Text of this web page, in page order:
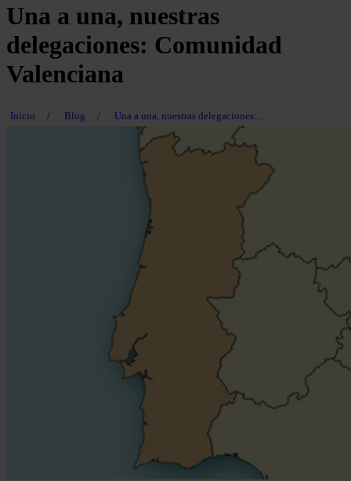
Una a una, nuestras
delegaciones: Comunidad
Valenciana
Inicio / Blog / Una a una, nuestras delegaciones:...